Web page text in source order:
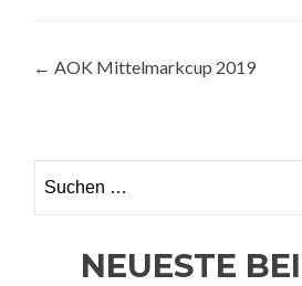
← AOK Mittelmarkcup 2019
nach:
NEUESTE